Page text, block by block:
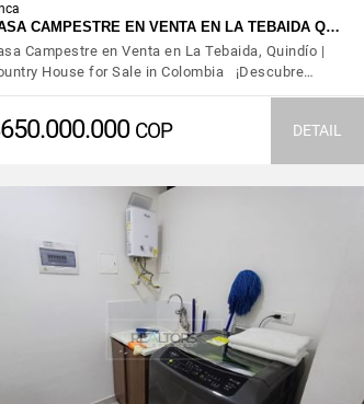
CAMPESTRE EN VENTA EN LA TEBAIDA Q…
Campestre en Venta en La Tebaida, Quindío |
House for Sale in Colombia ¡Descubre…
COP DETAIL
VIEW DETAILS